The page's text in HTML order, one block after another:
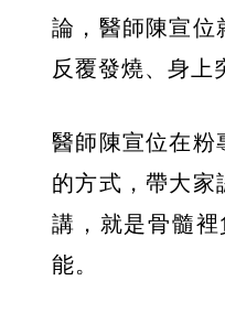
論，醫師陳宣位
反覆發燒、身上
醫師陳宣位在粉
的方式，帶大家
講，就是骨髓
能。